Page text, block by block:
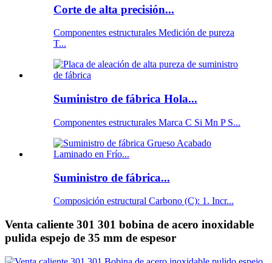
Corte de alta precisión...
Componentes estructurales Medición de pureza
T...
Suministro de fábrica Hola...
Componentes estructurales Marca C Si Mn P S...
Suministro de fábrica...
Composición estructural Carbono (C): 1. Incr...
Venta caliente 301 301 bobina de acero inoxidable
pulida espejo de 35 mm de espesor